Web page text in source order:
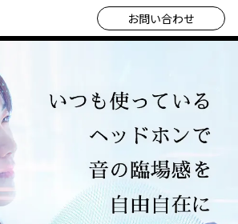
お問い合わせ